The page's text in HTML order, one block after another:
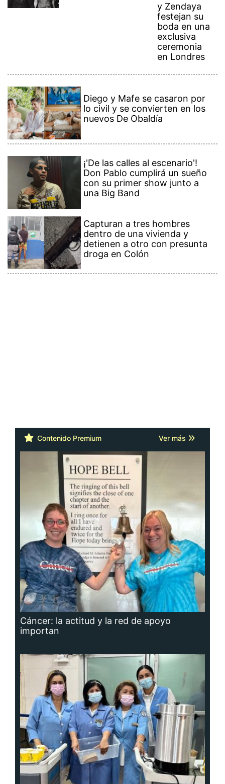
y Zendaya
festejan su
boda en una
exclusiva
ceremonia
en Londres
Diego y Mafe se casaron por
lo civil y se convierten en los
nuevos De Obaldía
¡'De las calles al escenario'!
Don Pablo cumplirá un sueño
con su primer show junto a
una Big Band
Capturan a tres hombres
dentro de una vivienda y
detienen a otro con presunta
droga en Colón
Contenido Premium Ver más
Cáncer: la actitud y la red de apoyo
importan